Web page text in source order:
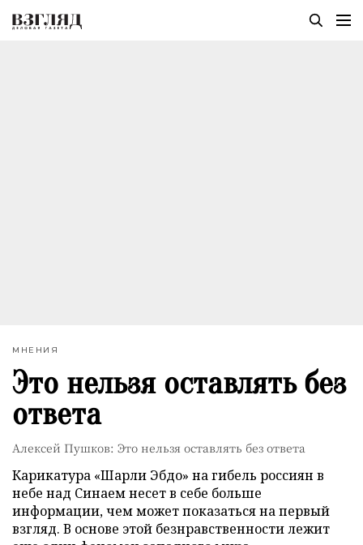
МНЕНИЯ
Это нельзя оставлять без
ответа
Алексей Пушков: Это нельзя оставлять без ответа
Карикатура «Шарли Эбдо» на гибель россиян в
небе над Синаем несет в себе больше
информации, чем может показаться на первый
взгляд. В основе этой безнравственности лежит